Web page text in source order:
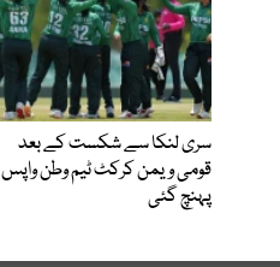
سری لنکا سے شکست کے بعد
قومی ویمن کرکٹ ٹیم وطن واپس
پہنچ گئی